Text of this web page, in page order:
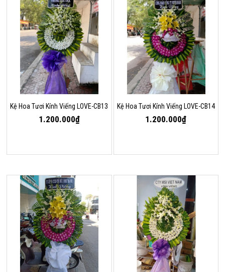
Kệ Hoa Tươi Kính Viếng LOVE-CB13
1.200.000₫
Kệ Hoa Tươi Kính Viếng LOVE-CB14
1.200.000₫